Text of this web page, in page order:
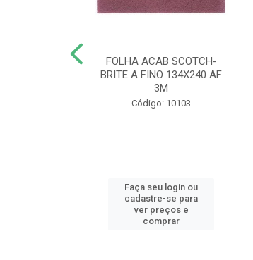
FOLHA ACAB SCOTCH-
BRITE A FINO 134X240 AF
3M
Código: 10103
Faça seu login ou
cadastre-se para
ver preços e
comprar